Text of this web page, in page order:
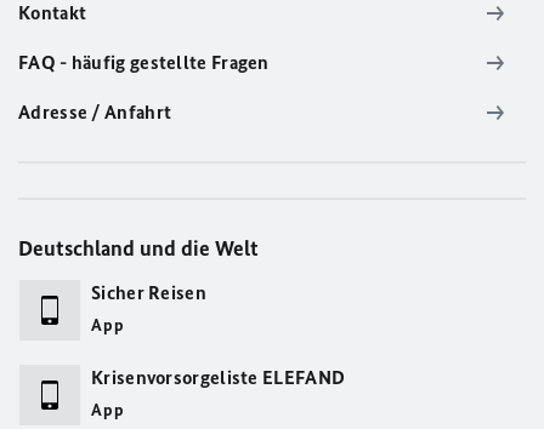
Kontakt
FAQ - häufig gestellte Fragen
Adresse / Anfahrt
Deutschland und die Welt
Sicher Reisen
App
Krisenvorsorgeliste ELEFAND
App